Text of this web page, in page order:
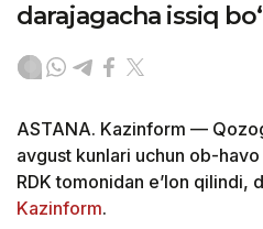
darajagacha issiq
ASTANA. Kazinform —
avgust kunlari uchun ob-
RDK tomonidan e’lon qilindi,
Kazinform.